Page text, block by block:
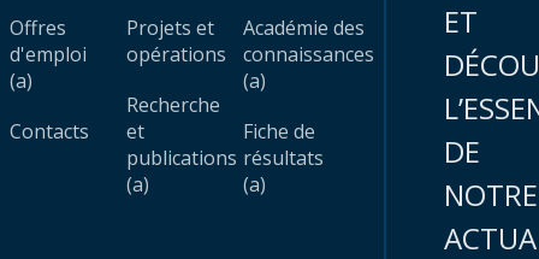
Offres
d'emploi
(a)
Contacts
Projets et
opérations
Recherche
et
publications
(a)
Académie des
connaissances
(a)
Fiche de
résultats
(a)
ET
DE
NOTRE